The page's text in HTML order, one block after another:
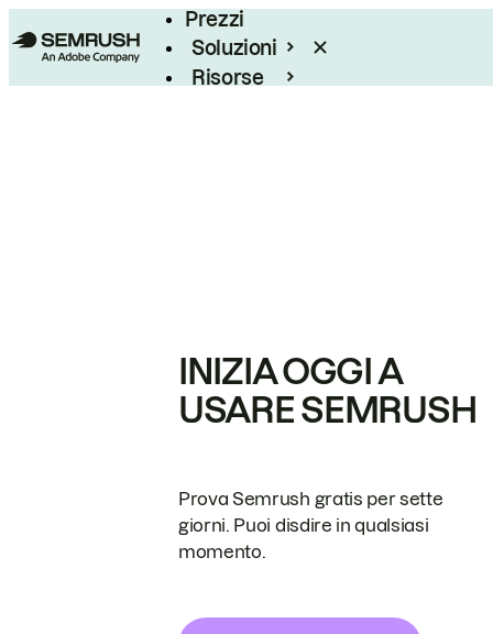
Prezzi
Soluzioni
Risorse
INIZIA OGGI A
USARE SEMRUSH
Prova Semrush gratis per sette
giorni. Puoi disdire in qualsiasi
momento.